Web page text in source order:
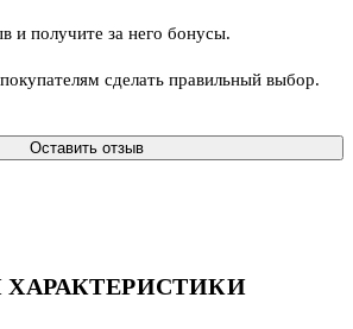
и получите за него бонусы.
сделать правильный выбор.
Оставить отзыв